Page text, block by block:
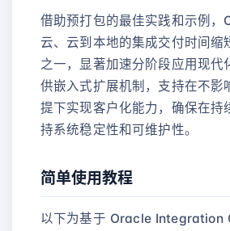
借助预打包的最佳实践和示例，
云、云到本地的集成交付时间缩
之一，显著加速分阶段应用现代
供嵌入式扩展机制，支持在不影
提下实现客户化能力，确保在持
持系统稳定性和可维护性。
简单使用教程
以下为基于 Oracle Integration